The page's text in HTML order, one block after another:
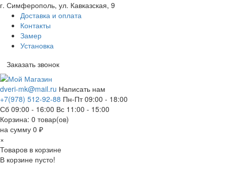
г. Симферополь, ул. Кавказская, 9
Доставка и оплата
Контакты
Замер
Установка
Заказать звонок
dveri-mk@mail.ru Написать нам
+7(978) 512-92-88 Пн-Пт 09:00 - 18:00
Сб 09:00 - 16:00 Вс 11:00 - 15:00
Корзина: 0 товар(ов)
на сумму 0 ₽
×
Товаров в корзине
В корзине пусто!